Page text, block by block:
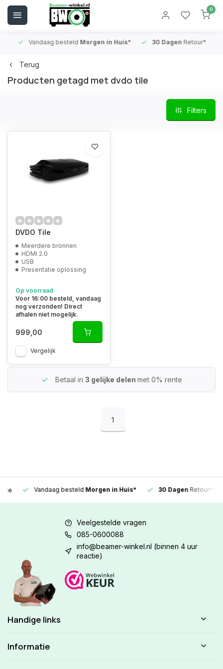
0
Vandaag besteldMorgen in Huis* 30 DagenRetour*
Terug
Producten getagd met dvdo tile
Filters
DVDO Tile
Meerdere bronnen
HDMI 2.0
USB
Presentatie oplossing
Op voorraad
Voor 16:00 besteld, vandaag
nog verzonden! Direct
afhalen niet mogelijk.
999,00
Vergelijk
Betaal in 3 gelijke delen met 0% rente
1
Vandaag besteldMorgen in Huis* 30 DagenRetour*
Veelgestelde vragen
085-0600088
info@beamer-winkel.nl (binnen 4 uur
reactie)
Handige links
Informatie